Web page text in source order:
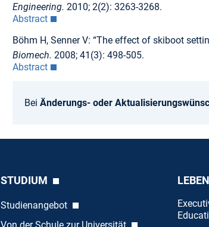
Engineering. 2010; 2(2): 3263-3268.
Abstract
Böhm H, Senner V: “The effect of skiboot
Biomech. 2008; 41(3): 498-505.
Abstract
Bei Änderungs- oder
STUDIUM
Studienangebot